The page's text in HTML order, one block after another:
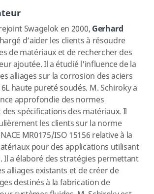
Swagelok en 2000, Gerhard
d’aider les clients à résoudre
de matériaux et de rechercher des
ajoutée. Il a étudié l'influence de la
alliages sur la corrosion des aciers
haute pureté soudés. M. Schiroky a
approfondie des normes
spécifications des matériaux. Il
les clients sur la norme
MR0175/ISO 15156 relative à la
pour des applications utilisant
Il a élaboré des stratégies permettant
alliages existants et de créer de
destinés à la fabrication de